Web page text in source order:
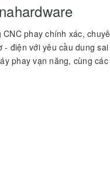
phay chính xác,
điện với yêu cầu dung
phay vạn năng, cùng